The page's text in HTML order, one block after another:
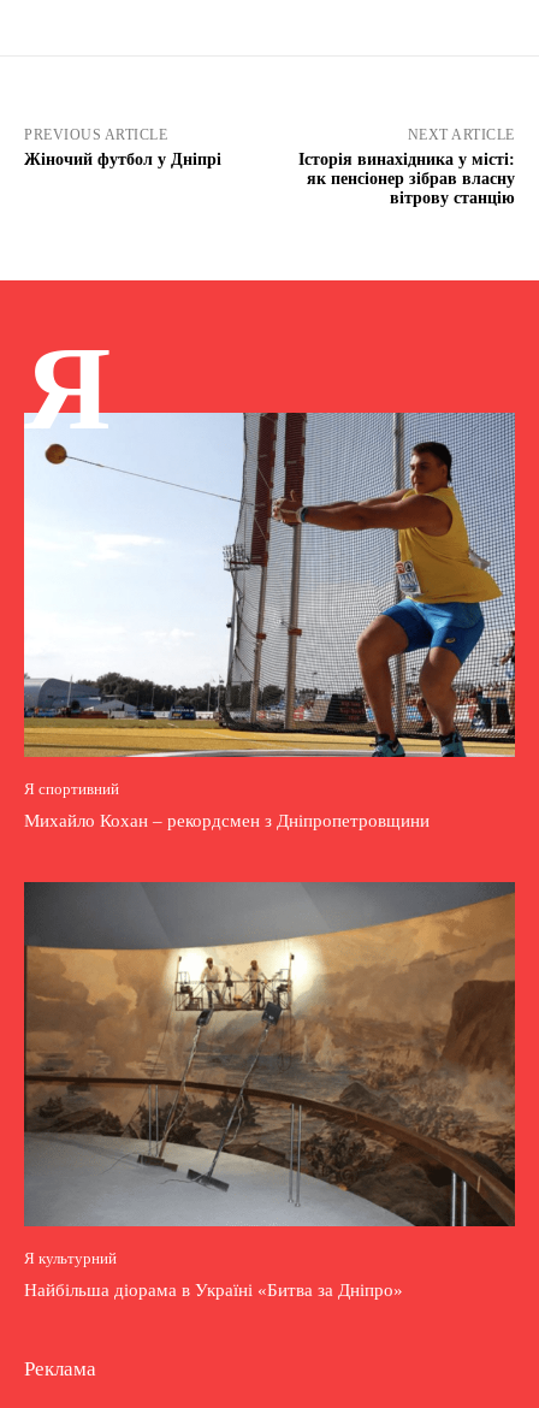
PREVIOUS ARTICLE
Жіночий футбол у Дніпрі
NEXT ARTICLE
Історія винахідника у місті:
як пенсіонер зібрав власну
вітрову станцію
Я
Я спортивний
Михайло Кохан – рекордсмен з Дніпропетровщини
Я культурний
Найбільша діорама в Україні «Битва за Дніпро»
Реклама